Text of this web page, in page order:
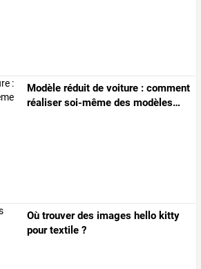
Modèle réduit de voiture : comment
réalisersoi-même des modèles…
Où trouver des images hello kitty
pour textile ?